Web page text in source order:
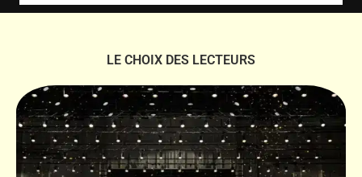
LE CHOIX DES LECTEURS